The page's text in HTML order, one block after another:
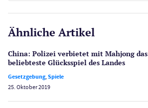
Gesetzgebung
Lotterie
Poker
CasinoOnline.de
Ähnliche Artikel
China: Polizei verbietet mit Mahjong das
beliebteste Glücksspiel des Landes
Gesetzgebung,Spiele
25. Oktober 2019